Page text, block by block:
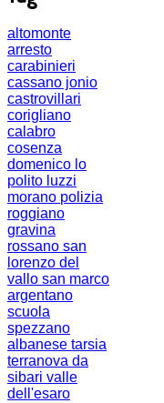
altomonte
arresto
carabinieri
cassano jonio
castrovillari
corigliano
calabro
cosenza
domenico lo
polito luzzi
morano polizia
roggiano
gravina
rossano san
lorenzo del
vallo san marco
argentano
scuola
spezzano
albanese tarsia
terranova da
sibari valle
dell'esaro